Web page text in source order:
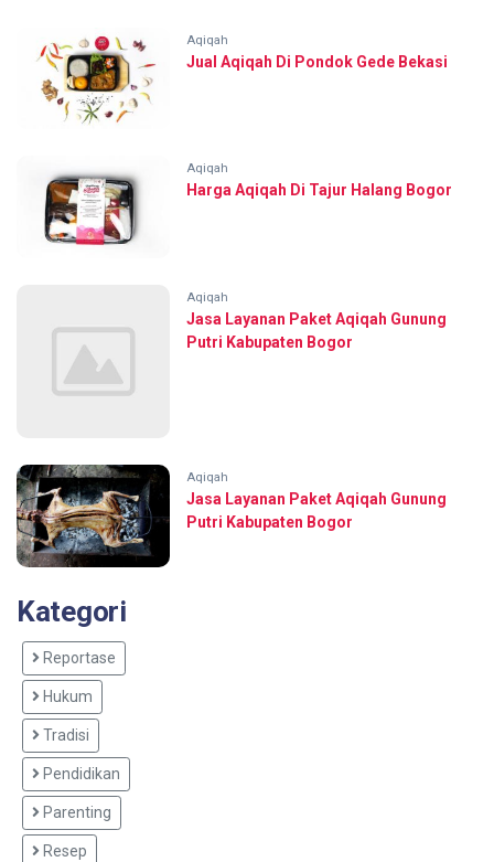
Aqiqah
Jual Aqiqah Di Pondok Gede Bekasi
Aqiqah
Harga Aqiqah Di Tajur Halang Bogor
Aqiqah
Jasa Layanan Paket Aqiqah Gunung
Putri Kabupaten Bogor
Aqiqah
Jasa Layanan Paket Aqiqah Gunung
Putri Kabupaten Bogor
Kategori
Reportase
Hukum
Tradisi
Pendidikan
Parenting
Resep